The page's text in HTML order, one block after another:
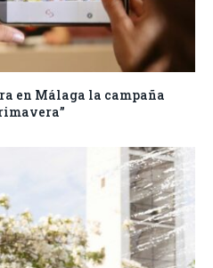
en Málaga la campaña